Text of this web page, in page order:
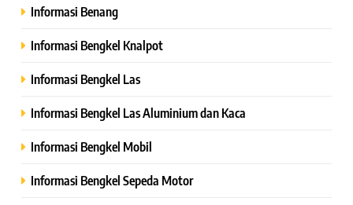
Informasi Benang
Informasi Bengkel Knalpot
Informasi Bengkel Las
Informasi Bengkel Las Aluminium dan Kaca
Informasi Bengkel Mobil
Informasi Bengkel Sepeda Motor